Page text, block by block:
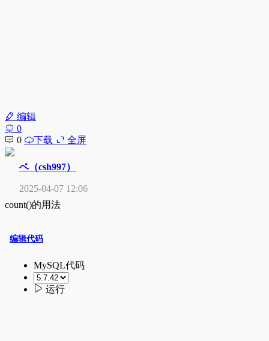
编辑
0
0
下载 全屏
ベ（csh997）
2025-04-07 12:06
count()的用法